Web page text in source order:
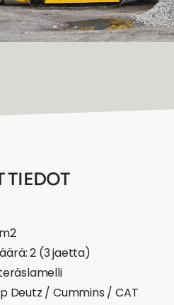
TIEDOT
2 (3 jaetta)
Deutz / Cummins / CAT